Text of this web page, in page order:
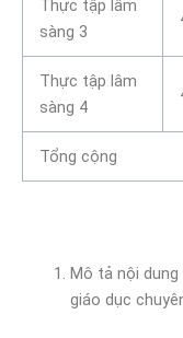
Thực tập lâm
sàng 3
Thực tập lâm
sàng 4
Tổng cộng
Mô tả nội
giáo dục